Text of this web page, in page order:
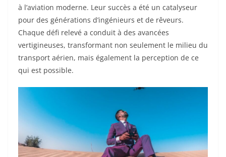
à l’aviation moderne. Leur succès a été un catalyseur
pour des générations d’ingénieurs et de rêveurs.
Chaque défi relevé a conduit à des avancées
vertigineuses, transformant non seulement le milieu du
transport aérien, mais également la perception de ce
qui est possible.